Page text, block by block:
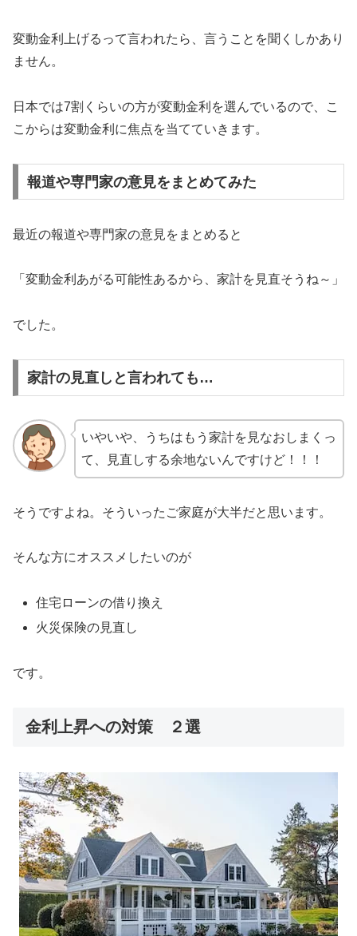
変動金利上げるって言われたら、言うことを聞くしかあり
ません。
日本では7割くらいの方が変動金利を選んでいるので、こ
こからは変動金利に焦点を当てていきます。
報道や専門家の意見をまとめてみた
最近の報道や専門家の意見をまとめると
「変動金利あがる可能性あるから、家計を見直そうね～」
でした。
家計の見直しと言われても…
いやいや、うちはもう家計を見なおしまくっ
て、見直しする余地ないんですけど！！！
そうですよね。そういったご家庭が大半だと思います。
そんな方にオススメしたいのが
住宅ローンの借り換え
火災保険の見直し
です。
金利上昇への対策 ２選